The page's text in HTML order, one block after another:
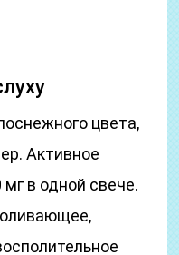
цвета,
Активное
в одной свече.